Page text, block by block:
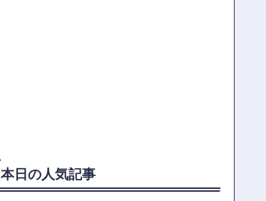
本日の人気記事